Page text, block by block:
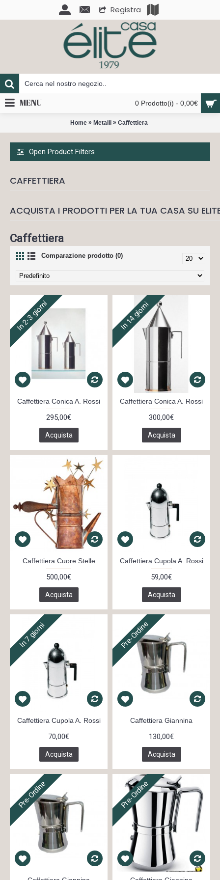
Registra
0 Prodotto(i) - 0,00€
MENU
Home» Metalli» Caffettiera
Open Product Filters
CAFFETTIERA
ACQUISTA I PRODOTTI PER LA TUA CASA SU
Caffettiera
Comparazione prodotto (0)
In 2-3 giorni
Caffettiera Conica A. Rossi
295,00€
Acquista
In 14 giorni
Caffettiera Conica A. Rossi
300,00€
Acquista
Caffettiera Cuore Stelle
500,00€
Acquista
Caffettiera Cupola A. Rossi
59,00€
Acquista
In 7 giorni
Caffettiera Cupola A. Rossi
70,00€
Acquista
Pre-Ordine
Caffettiera Giannina
130,00€
Acquista
Pre-Ordine Pre-Ordine